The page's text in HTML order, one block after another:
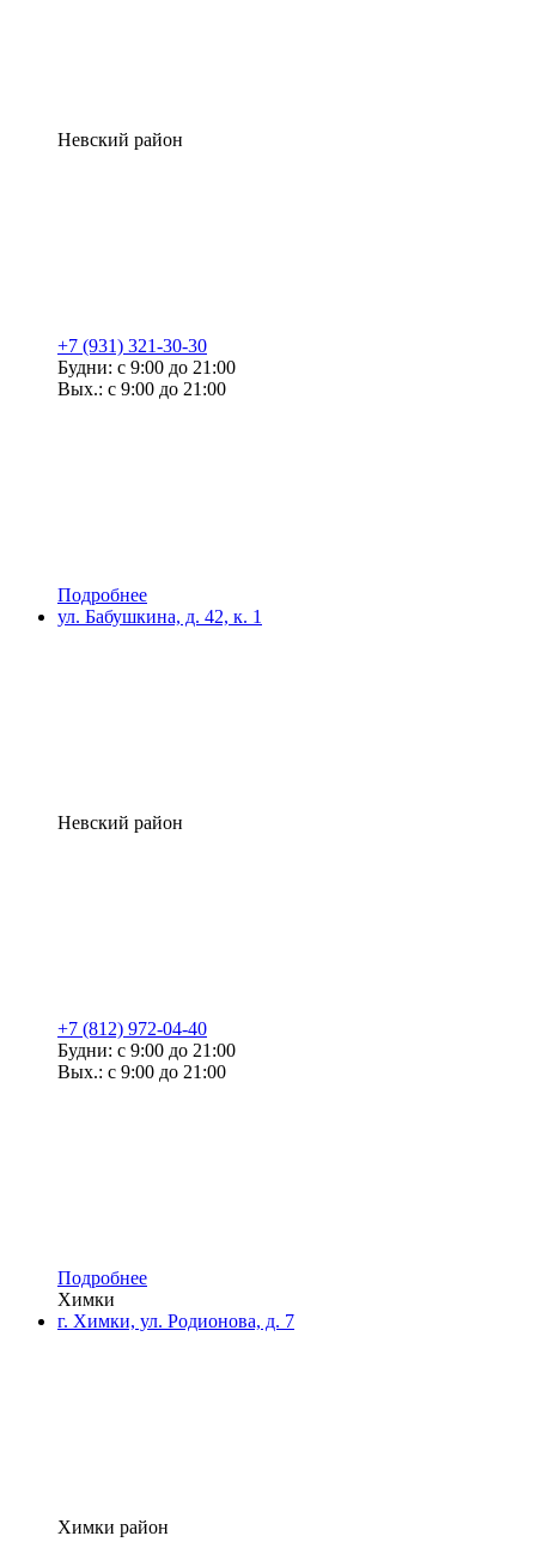
Невский район
+7 (931) 321-30-30
Будни: с 9:00 до 21:00
Вых.: с 9:00 до 21:00
Подробнее
ул. Бабушкина, д. 42, к. 1
Невский район
+7 (812) 972-04-40
Будни: с 9:00 до 21:00
Вых.: с 9:00 до 21:00
Подробнее
Химки
г. Химки, ул. Родионова, д. 7
Химки район